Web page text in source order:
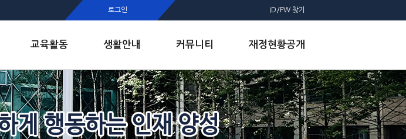
로그인 ID/PW 찾기
교육활동 생활안내 커뮤니티 재정현황공개